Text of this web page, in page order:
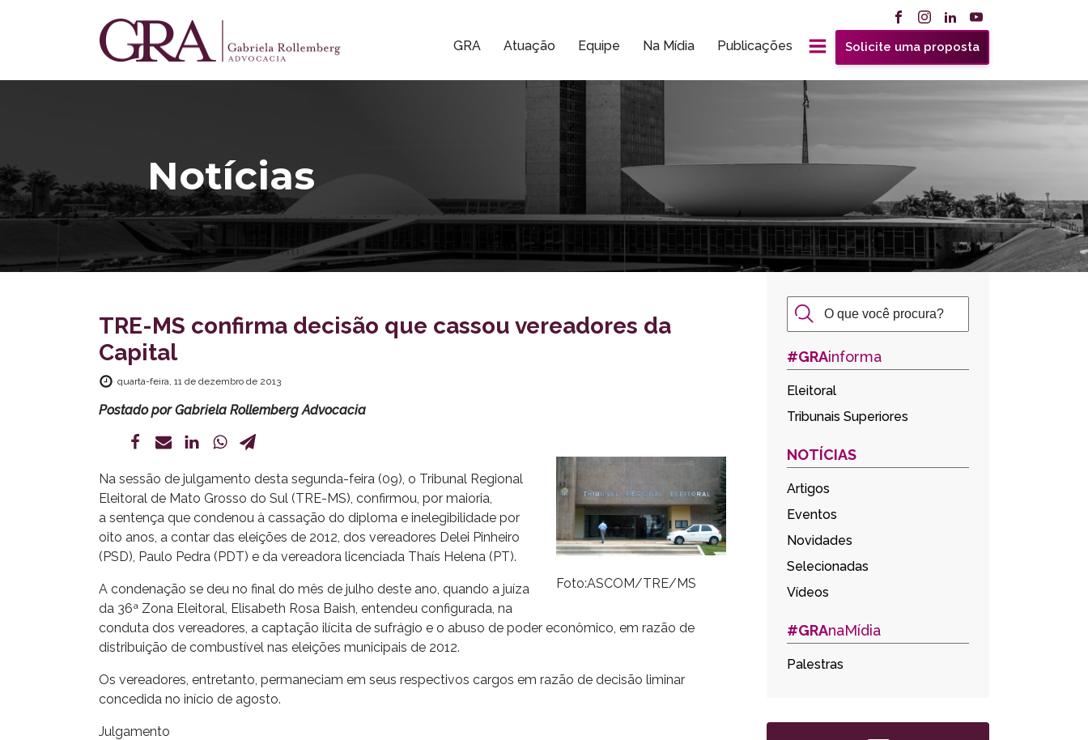
GRA Atuação Equipe Na Mídia Publicações Solicite uma proposta
Notícias
TRE-MS confirma decisão que cassou vereadores da
Capital
quarta-feira, 11 de dezembro de 2013
Postado porGabriela Rollemberg Advocacia
Foto:ASCOM/TRE/MS
Na sessão de julgamento desta segunda-feira (09), o Tribunal Regional
Eleitoral de Mato Grosso do Sul (TRE-MS), confirmou, por maioria,
a sentença que condenou à cassação do diploma e inelegibilidade por
oito anos, a contar das eleições de 2012, dos vereadores Delei Pinheiro
(PSD), Paulo Pedra (PDT) e da vereadora licenciada Thaís Helena (PT).
A condenação se deu no final do mês de julho deste ano, quando a juíza
da 36ª Zona Eleitoral, Elisabeth Rosa Baish, entendeu configurada, na
conduta dos vereadores, a captação ilícita de sufrágio e o abuso de poder econômico, em razão de
distribuição de combustível nas eleições municipais de 2012.
Os vereadores, entretanto, permaneciam em seus respectivos cargos em razão de decisão liminar
concedida no início de agosto.
Julgamento
#GRAinforma
Eleitoral
Tribunais Superiores
NOTÍCIAS
Artigos
Eventos
Novidades
Selecionadas
Vídeos
#GRAnaMídia
Palestras